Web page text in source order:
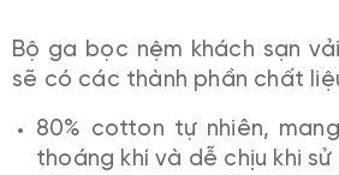
Bộ ga bọc nệm khách sạn
sẽ có các thành phần chất
80% cotton tự nhiên,
thoáng khí và dễ chịu khi sử